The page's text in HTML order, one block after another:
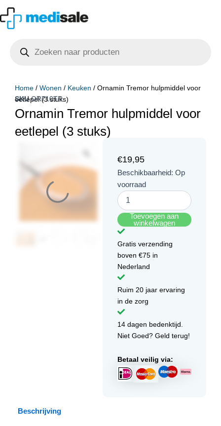
naar
de
zoeken
Home / Wonen / Keuken / Ornamin Tremor hulpmiddel voor
eetlepel (3 stuks)
SKUOR710TR
Ornamin Tremor hulpmiddel voor
eetlepel (3 stuks)
€19,95
Beschikbaarheid: Op
voorraad
Ornamin
hulpmiddel
voor
eetlepel
(3
stuks)
aantal
Toevoegen aan
winkelwagen
Gratis verzending
boven €75 in
Nederland
Ruim 20 jaar ervaring
in de zorg
14 dagen bedenktijd.
Niet Goed? Geld terug!
Betaal veilig via:
Beschrijving